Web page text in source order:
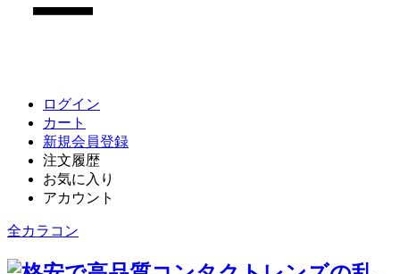
ログイン
カート
新規会員登録
注文履歴
お気に入り
アカウント
全カラコン